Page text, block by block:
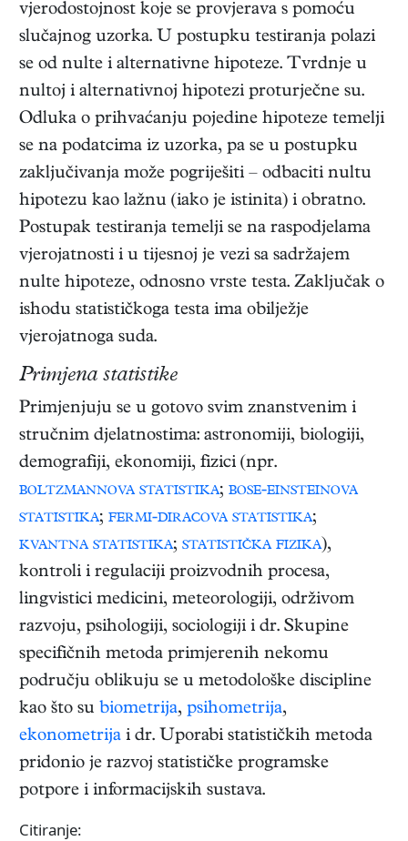
vjerodostojnost koje se provjerava s pomoću
slučajnog uzorka. U postupku testiranja polazi
se od nulte i alternativne hipoteze. Tvrdnje u
nultoj i alternativnoj hipotezi proturječne su.
Odluka o prihvaćanju pojedine hipoteze temelji
se na podatcima iz uzorka, pa se u postupku
zaključivanja može pogriješiti – odbaciti nultu
hipotezu kao lažnu (iako je istinita) i obratno.
Postupak testiranja temelji se na raspodjelama
vjerojatnosti i u tijesnoj je vezi sa sadržajem
nulte hipoteze, odnosno vrste testa. Zaključak o
ishodu statističkoga testa ima obilježje
vjerojatnoga suda.
Primjena statistike
Primjenjuju se u gotovo svim znanstvenim i
stručnim djelatnostima: astronomiji, biologiji,
demografiji, ekonomiji, fizici (npr.
boltzmannova statistika; bose-einsteinova
statistika; fermi-diracova statistika;
kvantna statistika; statistička fizika),
kontroli i regulaciji proizvodnih procesa,
lingvistici medicini, meteorologiji, održivom
razvoju, psihologiji, sociologiji i dr. Skupine
specifičnih metoda primjerenih nekomu
području oblikuju se u metodološke discipline
kao što su biometrija, psihometrija,
ekonometrija i dr. Uporabi statističkih metoda
pridonio je razvoj statističke programske
potpore i informacijskih sustava.
Citiranje: